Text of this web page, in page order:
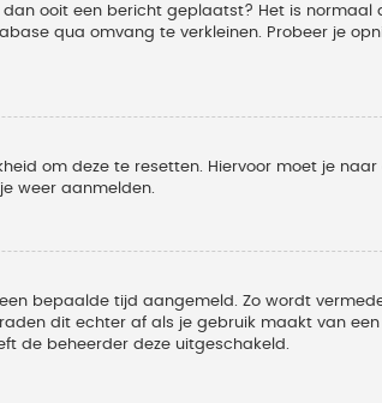
ooit een bericht geplaatst? Het is normaal
qua omvang te verkleinen. Probeer je
om deze te resetten. Hiervoor moet je
weer aanmelden.
bepaalde tijd aangemeld. Zo wordt
dit echter af als je gebruik maakt van
de beheerder deze uitgeschakeld.